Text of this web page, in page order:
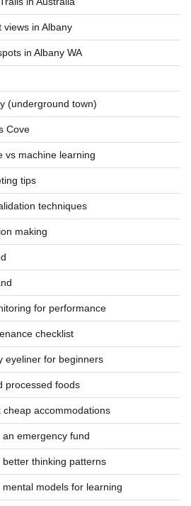
views in Albany
in Albany WA
(underground town)
Cove
vs machine learning
tips
techniques
making
for performance
checklist
eyeliner for beginners
processed foods
cheap accommodations
an emergency fund
better thinking patterns
mental models for learning